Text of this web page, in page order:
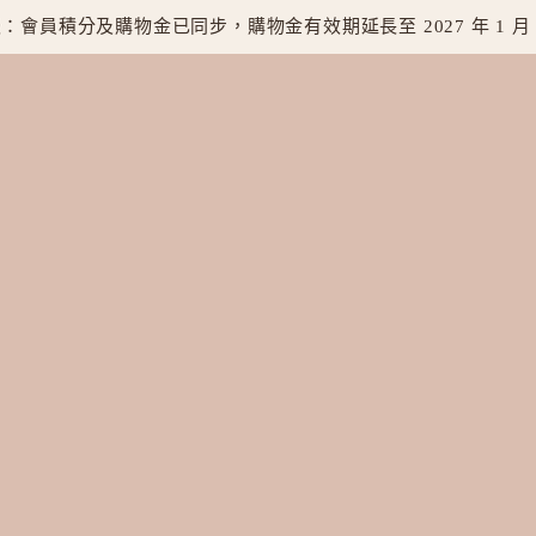
：會員積分及購物金已同步，購物金有效期延長至 2027 年